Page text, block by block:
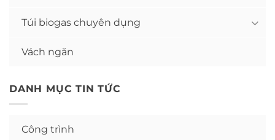
Túi biogas chuyên dụng
Vách ngăn
DANH MỤC TIN TỨC
Công trình